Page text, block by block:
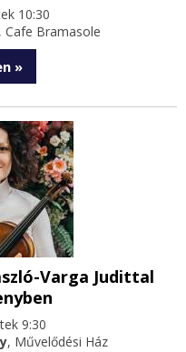
10:30
, Cafe Bramasole
»
Varga Judittal
9:30
, Művelődési Ház